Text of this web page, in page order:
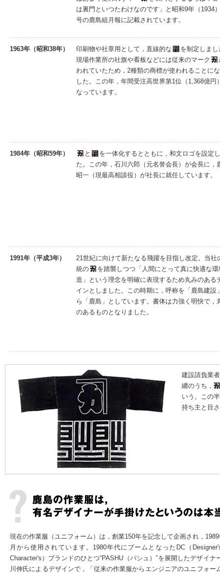
は裏門といつたわけなのです」と昭和9年（1934
号の鹿島組月報に記載されています。
1963年（昭和38年） 印刷物や社章用として，直線的な
を制定しまし
現場作業所の社旗や看板などには従来のマーク
われていたため，2種類の商標が使われることに
した。この年，年間受注高世界第1位（1,368億円
なっています。
1984年（昭和59年） と
を一体化するとともに，和文ロゴを設定
た。この年，石川六郎（元名誉会長）が会長に，
昭一（現最高相談役）が社長に就任しています。
1991年（平成3年）
21世紀に向けて新たなる飛躍を目指し改定。当社
統の
を踏襲しつつ「人間にとって真に快適な環
造」という理念を明確に表現するため丸みのある
インとしました。この時期に，呼称を「鹿島建設
ら「鹿島」としています。書体は力強く明快で，
のあるものとなりました。
建設請負業
纏のうち，
いう。この
持ち主と目
現在の作業服（ユニフォーム）は，創業150年を記念して企画され，
月から使用されています。1980年代にブームとなったDC（
Character's）ブランドのひとつ“PASHU（パシュ）”を展開したデザイナ
川伸氏によるデザインで，「従来の作業服からエンジニアのユニフォー